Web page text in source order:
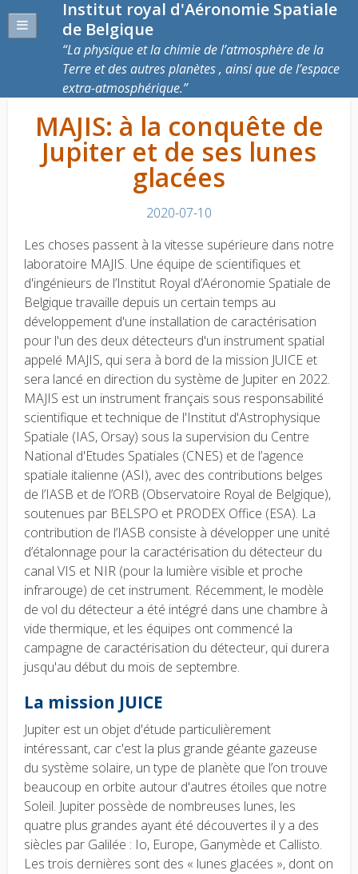
Institut royal d'Aéronomie Spatiale
de Belgique
La physique et la chimie de l’atmosphère de la
Terre et des autres planètes , ainsi que de l’espace
extra-atmosphérique.
MAJIS: à la conquête de
Jupiter et de ses lunes
glacées
2020-07-10
Les choses passent à la vitesse supérieure dans notre
laboratoire MAJIS. Une équipe de scientifiques et
d'ingénieurs de l’Institut Royal d’Aéronomie Spatiale de
Belgique travaille depuis un certain temps au
développement d'une installation de caractérisation
pour l'un des deux détecteurs d'un instrument spatial
appelé MAJIS, qui sera à bord de la mission JUICE et
sera lancé en direction du système de Jupiter en 2022.
MAJIS est un instrument français sous responsabilité
scientifique et technique de l'Institut d'Astrophysique
Spatiale (IAS, Orsay) sous la supervision du Centre
National d'Etudes Spatiales (CNES) et de l’agence
spatiale italienne (ASI), avec des contributions belges
de l’IASB et de l’ORB (Observatoire Royal de Belgique),
soutenues par BELSPO et PRODEX Office (ESA). La
contribution de l’IASB consiste à développer une unité
d’étalonnage pour la caractérisation du détecteur du
canal VIS et NIR (pour la lumière visible et proche
infrarouge) de cet instrument. Récemment, le modèle
de vol du détecteur a été intégré dans une chambre à
vide thermique, et les équipes ont commencé la
campagne de caractérisation du détecteur, qui durera
jusqu'au début du mois de septembre.
La mission JUICE
Jupiter est un objet d'étude particulièrement
intéressant, car c'est la plus grande géante gazeuse
du système solaire, un type de planète que l’on trouve
beaucoup en orbite autour d'autres étoiles que notre
Soleil. Jupiter possède de nombreuses lunes, les
quatre plus grandes ayant été découvertes il y a des
siècles par Galilée : Io, Europe, Ganymède et Callisto.
Les trois dernières sont des « lunes glacées », dont on